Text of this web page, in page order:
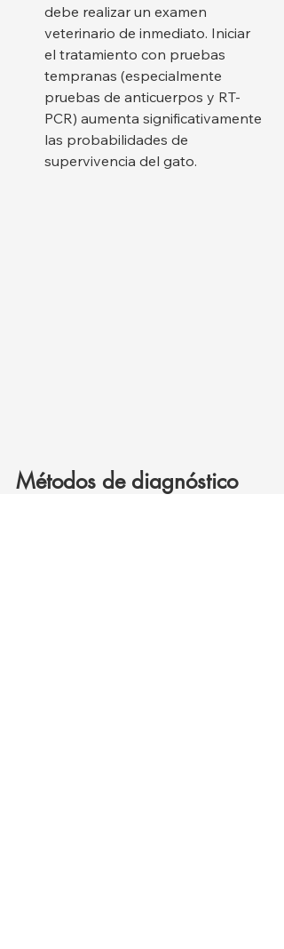
debe realizar un examen
veterinario de inmediato. Iniciar
el tratamiento con pruebas
tempranas (especialmente
pruebas de anticuerpos y RT-
PCR) aumenta significativamente
las probabilidades de
supervivencia del gato.
Métodos de diagnóstico